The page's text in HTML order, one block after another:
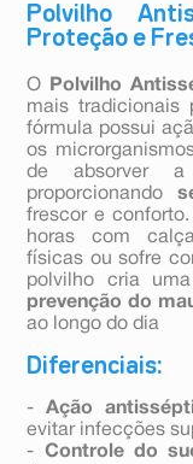
Polvilho
Proteção e
O Polvilho
mais tradicionais
fórmula possui
os
de absorver a
proporcionando
frescor e
horas com
físicas ou sofre
polvilho cria
prevenção do
ao longo do dia
Diferenciais:
-Ação
evitar infecções
- Controle do